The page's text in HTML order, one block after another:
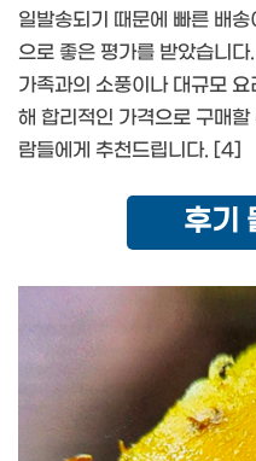
일발송되기 때문에 빠른 배
으로 좋은 평가를 받았습니
가족과의 소풍이나 대규모
해 합리적인 가격으로 구매
람들에게 추천드립니다. [4]
후기